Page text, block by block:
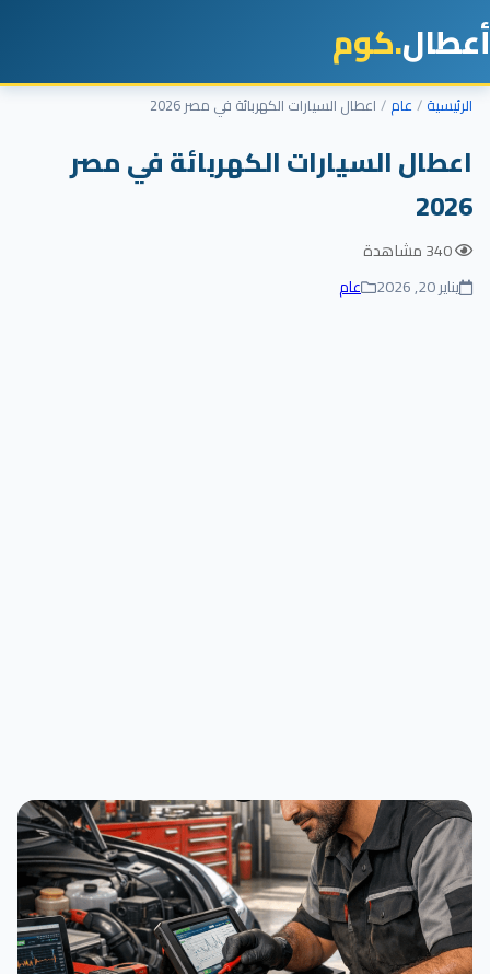
أعطال.كوم
الرئيسية عام اعطال السيارات الكهربائة في مصر 2026
اعطال السيارات الكهربائة في مصر
2026
يناير 20, 2026 عام